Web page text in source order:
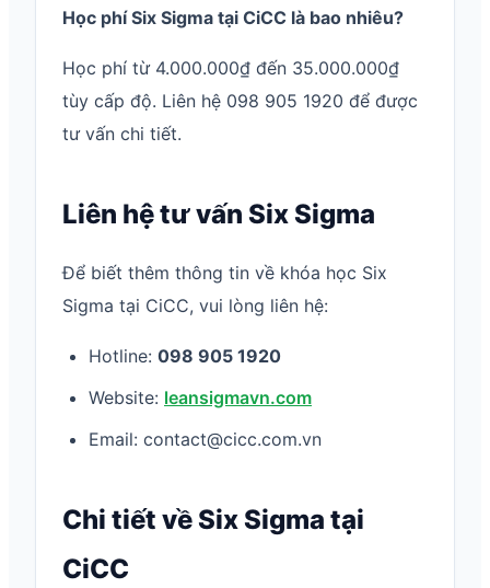
Học phí Six Sigma tại CiCC là bao nhiêu?
Học phí từ 4.000.000₫ đến 35.000.000₫
tùy cấp độ. Liên hệ 098 905 1920 để được
tư vấn chi tiết.
Liên hệ tư vấn Six Sigma
Để biết thêm thông tin về khóa học Six
Sigma tại CiCC, vui lòng liên hệ:
Hotline: 098 905 1920
Website: leansigmavn.com
Email: contact@cicc.com.vn
Chi tiết về Six Sigma tại
CiCC